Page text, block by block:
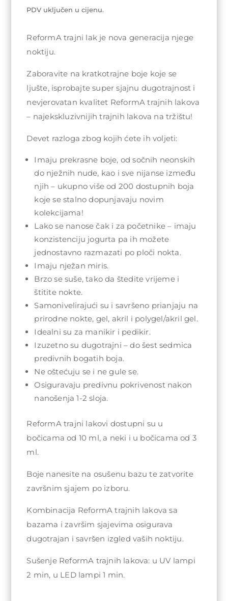
PDV uključen u cijenu.
ReformA trajni lak je nova generacija njege
noktiju.
Zaboravite na kratkotrajne boje koje se
ljušte, isprobajte super sjajnu dugotrajnost i
nevjerovatan kvalitet ReformA trajnih lakova
– najekskluzivnijih trajnih lakova na tržištu!
Devet razloga zbog kojih ćete ih voljeti:
Imaju prekrasne boje, od sočnih neonskih
do nježnih nude, kao i sve nijanse između
njih – ukupno više od 200 dostupnih boja
koje se stalno dopunjavaju novim
kolekcijama!
Lako se nanose čak i za početnike – imaju
konzistenciju jogurta pa ih možete
jednostavno razmazati po ploči nokta.
Imaju nježan miris.
Brzo se suše, tako da štedite vrijeme i
štitite nokte.
Samonivelirajući su i savršeno prianjaju na
prirodne nokte, gel, akril i polygel/akril gel.
Idealni su za manikir i pedikir.
Izuzetno su dugotrajni – do šest sedmica
predivnih bogatih boja.
Ne oštećuju se i ne gule se.
Osiguravaju predivnu pokrivenost nakon
nanošenja 1-2 sloja.
ReformA trajni lakovi dostupni su u
bočicama od 10 ml, a neki i u bočicama od 3
ml.
Boje nanesite na osušenu bazu te zatvorite
završnim sjajem po izboru.
Kombinacija ReformA trajnih lakova sa
bazama i završim sjajevima osigurava
dugotrajan i savršen izgled vaših noktiju.
Sušenje ReformA trajnih lakova: u UV lampi
2 min, u LED lampi 1 min.